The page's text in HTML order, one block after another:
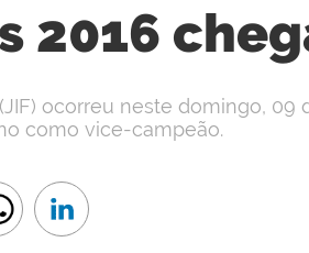
2016
ocorreu neste domingo, 09
como vice-campeão.